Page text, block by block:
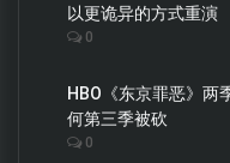
以更诡异的方式重演
0
HBO《东京罪恶》两
何第三季被砍
0